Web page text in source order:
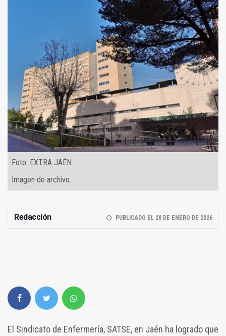
Foto: EXTRA JAÉN
Imagen de archivo.
Redacción PUBLICADO EL 28 DE ENERO DE 2026
El Sindicato de Enfermería, SATSE, en Jaén ha logrado que